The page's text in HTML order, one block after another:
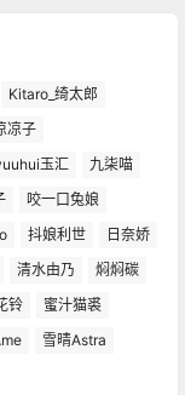
Kitaro_绮太郎
凉子
玉汇
九柒喵
咬一口兔娘
抖娘利世
日奈娇
清水由乃
焖焖碳
铃
蜜汁猫裘
雪晴Astra